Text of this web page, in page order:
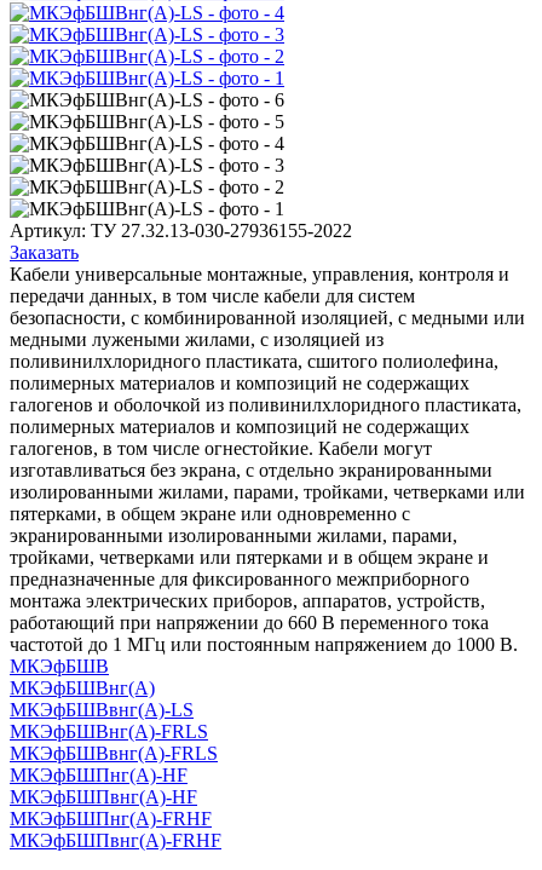
Артикул: ТУ 27.32.13-030-27936155-2022
Заказать
Кабели универсальные монтажные, управления, контроля и
передачи данных, в том числе кабели для систем
безопасности, с комбинированной изоляцией, с медными или
медными лужеными жилами, с изоляцией из
поливинилхлоридного пластиката, сшитого полиолефина,
полимерных материалов и композиций не содержащих
галогенов и оболочкой из поливинилхлоридного пластиката,
полимерных материалов и композиций не содержащих
галогенов, в том числе огнестойкие. Кабели могут
изготавливаться без экрана, с отдельно экранированными
изолированными жилами, парами, тройками, четверками или
пятерками, в общем экране или одновременно с
экранированными изолированными жилами, парами,
тройками, четверками или пятерками и в общем экране и
предназначенные для фиксированного межприборного
монтажа электрических приборов, аппаратов, устройств,
работающий при напряжении до 660 В переменного тока
частотой до 1 МГц или постоянным напряжением до 1000 В.
МКЭфБШВ
МКЭфБШВнг(А)
МКЭфБШВвнг(А)-LS
МКЭфБШВнг(А)-FRLS
МКЭфБШВвнг(А)-FRLS
МКЭфБШПнг(А)-HF
МКЭфБШПвнг(А)-HF
МКЭфБШПнг(А)-FRHF
МКЭфБШПвнг(А)-FRHF